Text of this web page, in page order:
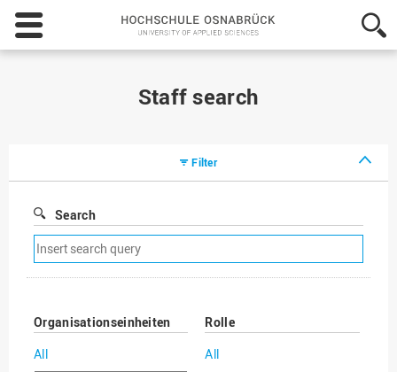
Hochschule
Osnabrück
-
Staff search
Filter
Search
Remove
search
filter
Organisationseinheiten
All
Rolle
All